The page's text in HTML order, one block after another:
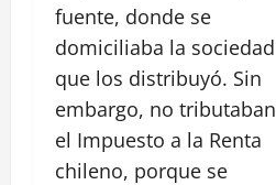
fuente, donde se
domiciliaba la sociedad
que los distribuyó. Sin
embargo, no tributaban
el Impuesto a la Renta
chileno, porque se